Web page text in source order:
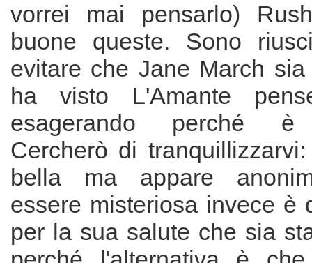
vorrei mai pensarlo)
buone queste. Sono
evitare che Jane March
ha visto L'Amante
esagerando perché è
Cercherò di
bella ma appare
essere misteriosa invece è
per la sua salute che sia